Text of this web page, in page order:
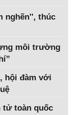
nghẽn'', thúc
môi trường
hội đàm với
tử toàn quốc